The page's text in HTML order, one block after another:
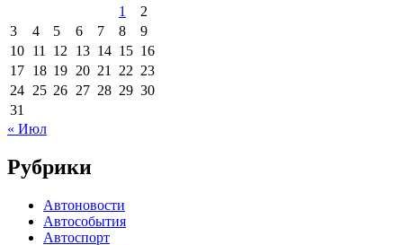
1
2
3
4 5 6 7 8
9
10 11 12 13 14 15 16
17 18 19 20 21 22 23
24 25 26 27 28 29 30
31
« Июл
Рубрики
Автоновости
Автособытия
Автоспорт